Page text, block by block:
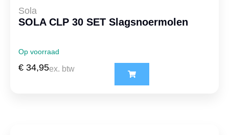
Sola
SOLA CLP 30 SET Slagsnoermolen
Op voorraad
€ 34,95ex. btw